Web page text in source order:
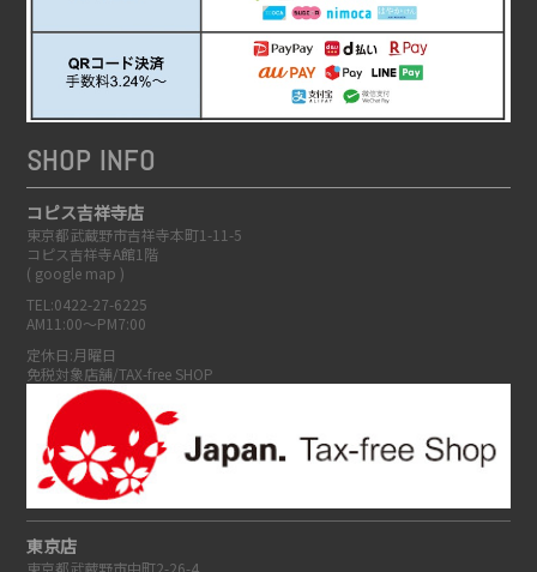
SHOP INFO
コピス吉祥寺店
東京都武蔵野市吉祥寺本町1-11-5
コピス吉祥寺A館1階
( google map )
TEL:0422-27-6225
AM11:00～PM7:00
定休日:月曜日
免税対象店舗/TAX-free SHOP
東京店
東京都武蔵野市中町2-26-4